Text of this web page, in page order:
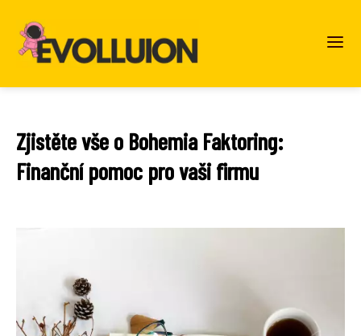
Zjistěte vše o Bohemia Faktoring:
Finanční pomoc pro vaši firmu